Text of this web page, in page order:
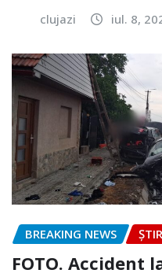
clujazi iul. 8,
BREAKING NEWS
FOTO. Accident